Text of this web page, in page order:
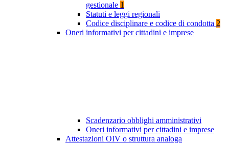
gestionale 1
Statuti e leggi regionali
Codice disciplinare e codice di condotta 2
Oneri informativi per cittadini e imprese
Scadenzario obblighi amministrativi
Oneri informativi per cittadini e imprese
Attestazioni OIV o struttura analoga